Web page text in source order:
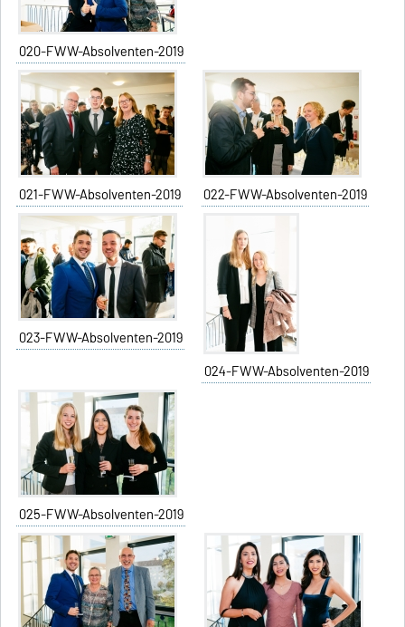
020-FWW-Absolventen-2019
021-FWW-Absolventen-2019 022-FWW-Absolventen-2019
023-FWW-Absolventen-2019
024-FWW-Absolventen-2019
025-FWW-Absolventen-2019